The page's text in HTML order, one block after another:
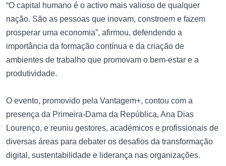
“O capital humano é o activo mais valioso de qualquer
nação. São as pessoas que inovam, constroem e fazem
prosperar uma economia”, afirmou, defendendo a
importância da formação contínua e da criação de
ambientes de trabalho que promovam o bem-estar e a
produtividade.
O evento, promovido pela Vantagem+, contou com a
presença da Primeira-Dama da República, Ana Dias
Lourenço, e reuniu gestores, académicos e profissionais de
diversas áreas para debater os desafios da transformação
digital, sustentabilidade e liderança nas organizações.